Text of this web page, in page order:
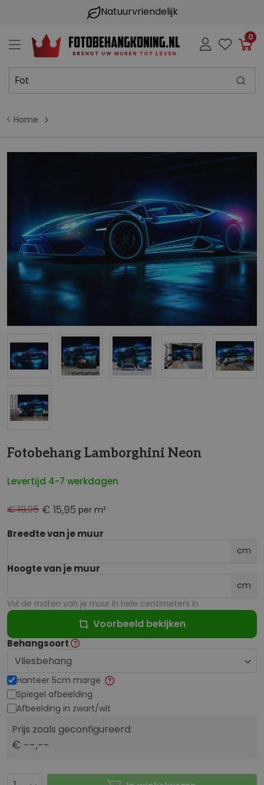
Natuurvriendelijk
0
Home
Fotobehang Lamborghini Neon
Levertijd 4-7 werkdagen
€ 15,95 per m²
€ 19,95
Breedte van je muur
cm
Hoogte van je muur
cm
Vul de maten van je muur in hele centimeters in
Voorbeeld bekijken
Behangsoort
Hanteer 5cm marge
Spiegel afbeelding
Afbeelding in zwart/wit
Prijs zoals geconfigureerd:
€ --,--